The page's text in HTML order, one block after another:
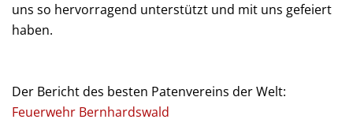
uns so hervorragend unterstützt und mit uns gefeiert
haben.
Der Bericht des besten Patenvereins der Welt:
Feuerwehr Bernhardswald